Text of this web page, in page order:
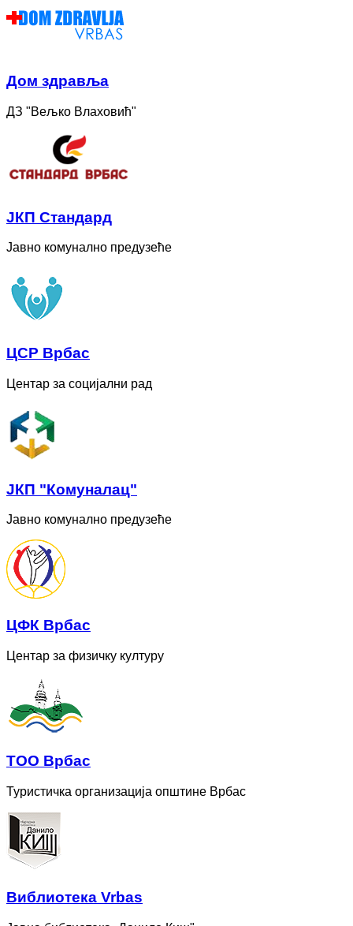
Дом здравља
ДЗ "Вељко Влаховић"
ЈКП Стандард
Јавно комунално предузеће
ЦСР Врбас
Центар за социјални рад
ЈКП "Комуналац"
Јавно комунално предузеће
ЦФК Врбас
Центар за физичку културу
ТОО Врбас
Туристичка организација општине Врбас
Bиблиотека Vrbas